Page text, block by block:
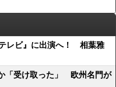
レビ』に出演へ！ 相葉雅
「受け取った」 欧州名門が